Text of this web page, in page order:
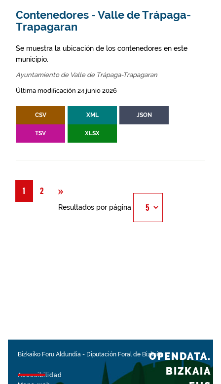
Contenedores - Valle de Trápaga-
Trapagaran
Se muestra la ubicación de los contenedores en este
municipio.
Ayuntamiento de Valle de Trápaga-Trapagaran
Última modificación 24 junio 2026
CSV XML JSON
TSV XLSX
1 2 »
Resultados por página
Bizkaiko Foru Aldundia - Diputación Foral de Bizkaia
Accesibilidad
OPENDATA.
BIZKAIA